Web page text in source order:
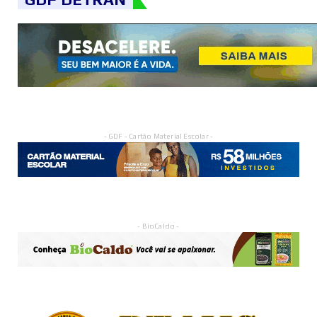
- GDF - Cartão Material Escolar -
- BioCaldo -